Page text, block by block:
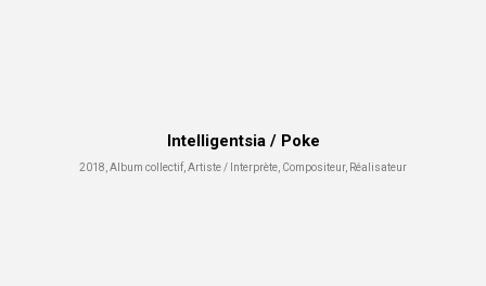
Intelligentsia / Poke
2018, Album collectif, Artiste / Interprète, Compositeur, Réalisateur